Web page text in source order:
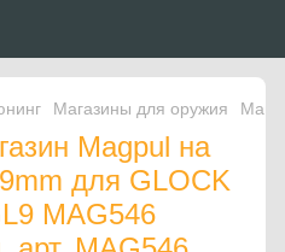
Магазины для оружия
Magpul на
для GLOCK
MAG546